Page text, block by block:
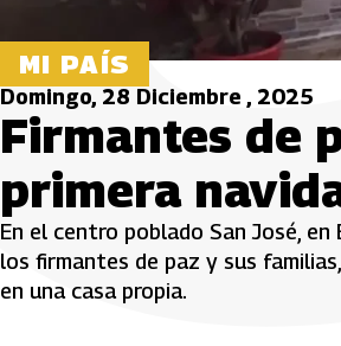
MI PAÍS
Domingo, 28 Diciembre , 2025
Firmantes de
primera
En el centro poblado San José,
los firmantes de paz y sus
en una casa propia.